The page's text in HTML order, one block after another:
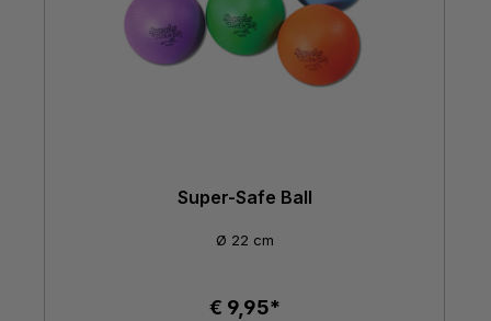
Super-Safe Ball
Ø 22 cm
€ 9,95*